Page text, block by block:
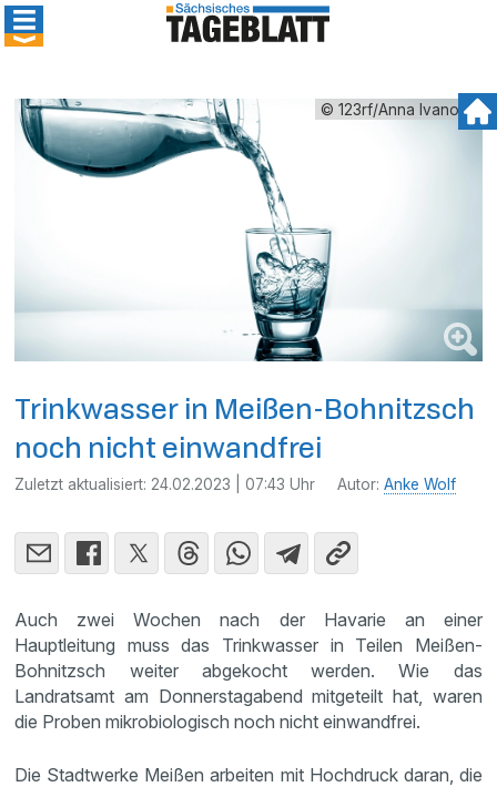
© 123rf/Anna Ivanova
Trinkwasser in Meißen-Bohnitzsch
noch nicht einwandfrei
Zuletzt aktualisiert: 24.02.2023 | 07:43 Uhr Autor:Anke Wolf
Auch zwei Wochen nach der Havarie an einer
Hauptleitung muss das Trinkwasser in Teilen Meißen-
Bohnitzsch weiter abgekocht werden. Wie das
Landratsamt am Donnerstagabend mitgeteilt hat, waren
die Proben mikrobiologisch noch nicht einwandfrei.
Die Stadtwerke Meißen arbeiten mit Hochdruck daran, die